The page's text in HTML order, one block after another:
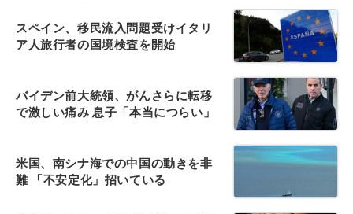
スペイン、移民流入問題受けイタリ
ア人旅行者の国境検査を開始
バイデン前大統領、がんさらに転移
で激しい痛み 息子「本当につらい」
米国、南シナ海での中国の動きを非
難 「不安定化」招いている